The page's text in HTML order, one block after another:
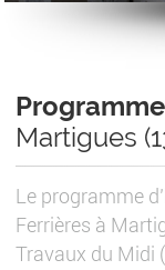
Martigues
Le programme
Ferrières à
Travaux du Midi